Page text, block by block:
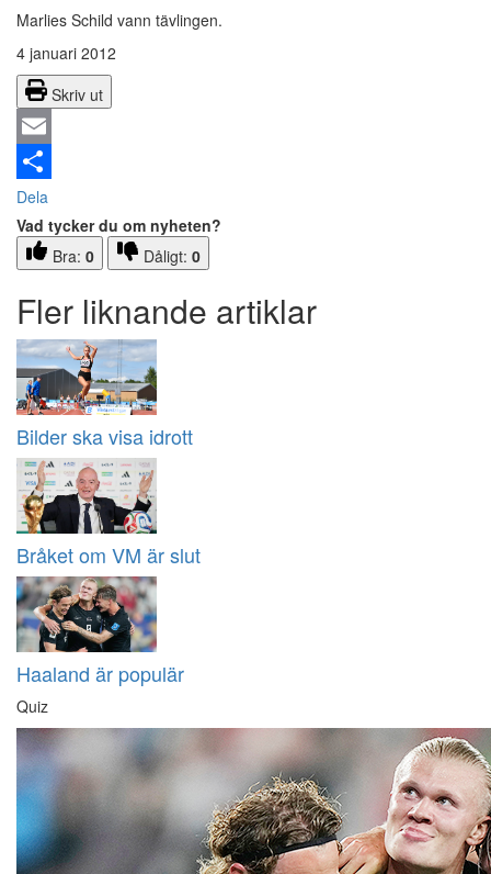
Marlies Schild vann tävlingen.
4 januari 2012
Skriv ut
Email
Dela
Vad tycker du om nyheten?
Bra: 0 Dåligt: 0
Fler liknande artiklar
Bilder ska visa idrott
Bråket om VM är slut
Haaland är populär
Quiz